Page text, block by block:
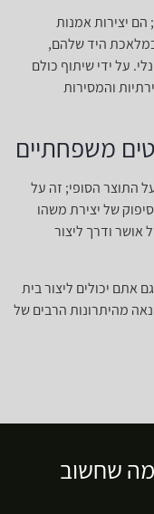
יצירות אמנות
היד שלהם,
על ידי שיתוף כולם
והמסירות
משפחתיים
התוצר הסופי; זה על
של יצירת משהו
ודרך ליצור
יכולים ליצור בית
מהיתרונות הרבים של
מה שחשוב